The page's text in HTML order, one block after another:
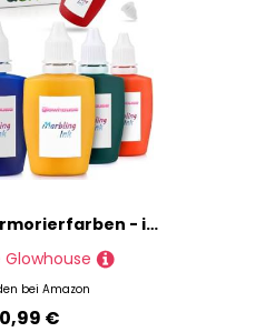
Premium-Marmorierfarben - ideal für Kinder & Erwachsene - leuchtende Farben - 6 x 25 ml
Glowhouse
bei Amazon
€